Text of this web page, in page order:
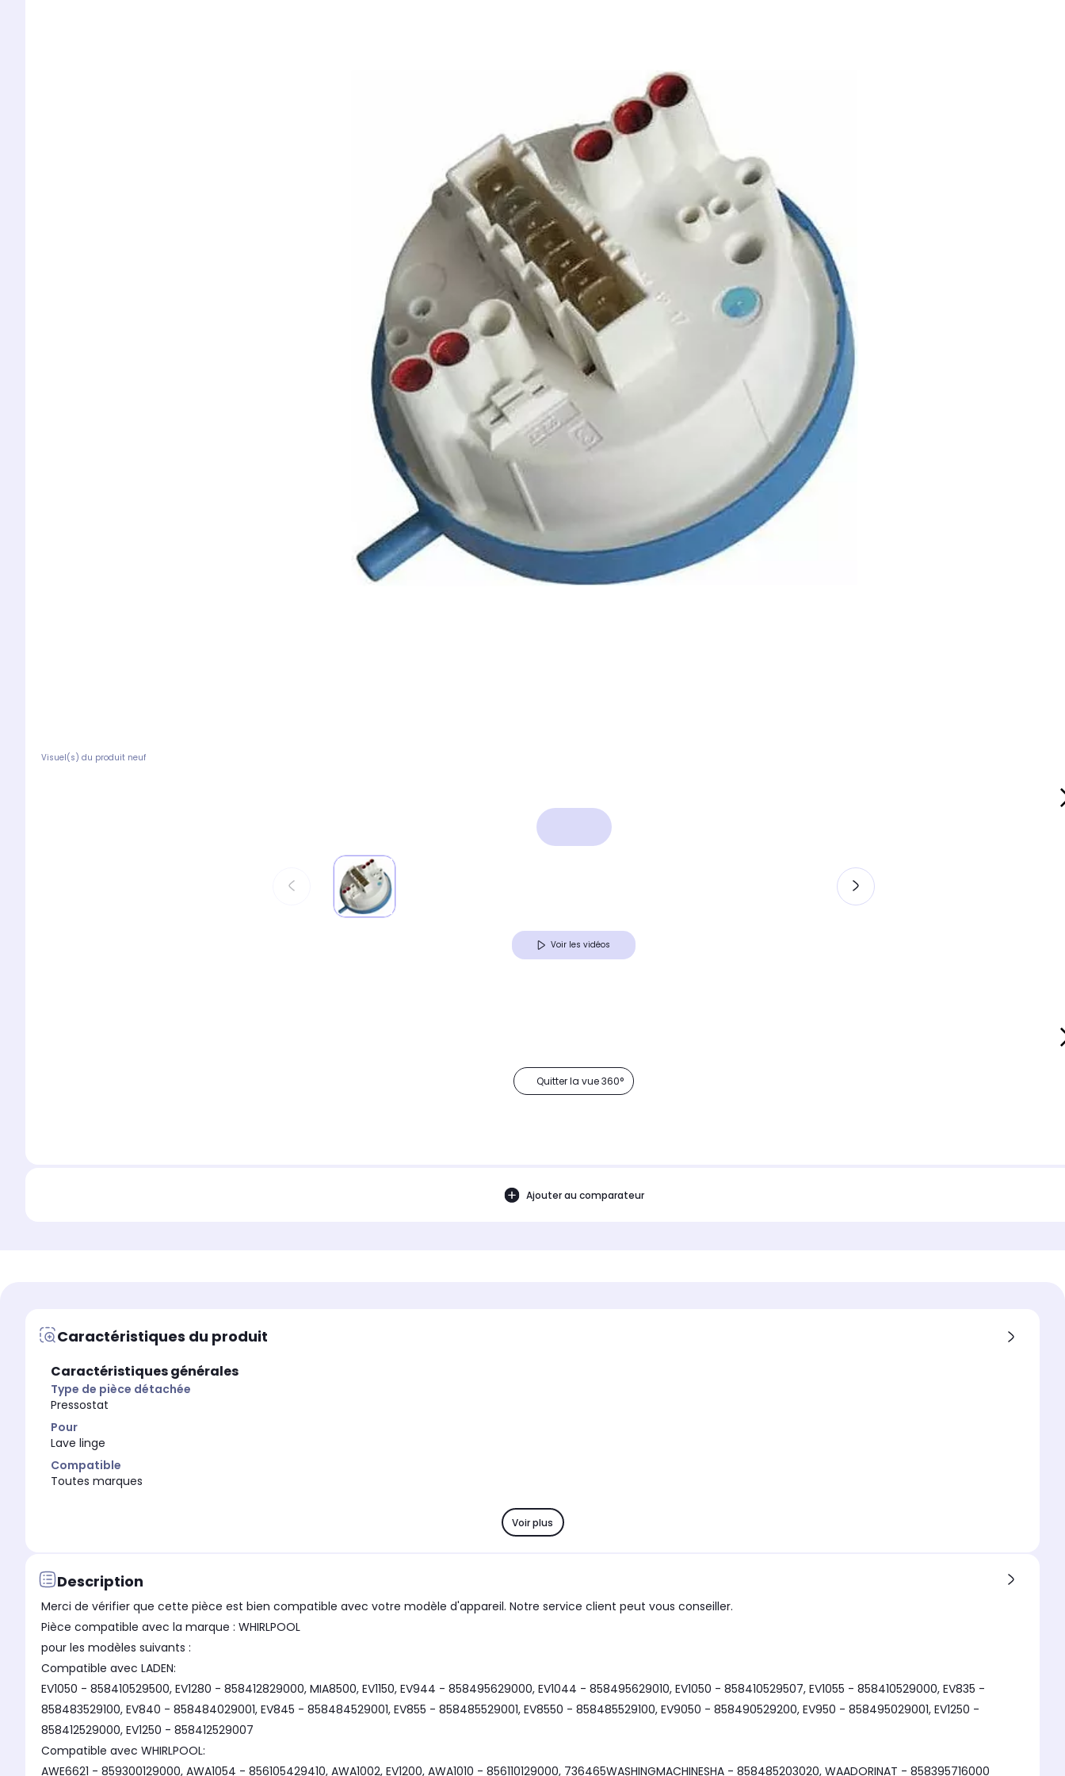
Visuel(s) du produit neuf
Voir les vidéos
Quitter la vue 360°
Ajouter au comparateur
Caractéristiques du produit
Caractéristiques générales
Type de pièce détachée
Pressostat
Pour
Lave linge
Compatible
Toutes marques
Voir plus
Description
Merci de vérifier que cette pièce est bien compatible avec votre modèle d'appareil. Notre service client peut vous conseiller.
Pièce compatible avec la marque : WHIRLPOOL
pour les modèles suivants :
Compatible avec LADEN:
EV1050 - 858410529500, EV1280 - 858412829000, MIA8500, EV1150, EV944 - 858495629000, EV1044 - 858495629010, EV1050 - 858410529507, EV1055 - 858410529000, EV835 -
858483529100, EV840 - 858484029001, EV845 - 858484529001, EV855 - 858485529001, EV8550 - 858485529100, EV9050 - 858490529200, EV950 - 858495029001, EV1250 -
858412529000, EV1250 - 858412529007
Compatible avec WHIRLPOOL:
AWE6621 - 859300129000, AWA1054 - 856105429410, AWA1002, EV1200, AWA1010 - 856110129000, 736465WASHINGMACHINESHA - 858485203020, WAADORINAT - 858395716000